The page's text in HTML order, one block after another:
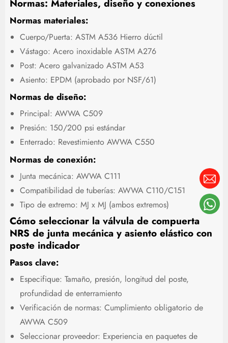
Normas: Materiales, diseño y conexiones
Normas materiales:
Cuerpo/Puerta: ASTM A536 Hierro dúctil
Vástago: Acero inoxidable ASTM A276
Post: Acero galvanizado ASTM A53
Asiento: EPDM (aprobado por NSF/61)
Normas de diseño:
Principal: AWWA C509
Presión: 150/200 psi estándar
Enterrado: Revestimiento AWWA C550
Normas de conexión:
Junta mecánica: AWWA C111
Compatibilidad de tuberías: AWWA C110/C151
Tipo de extremo: MJ x MJ (ambos extremos)
Cómo seleccionar la válvula de compuerta
NRS de junta mecánica y asiento elástico con
poste indicador
Pasos clave:
Especifique: Tamaño, presión, longitud del poste,
profundidad de enterramiento
Verificación de normas: Cumplimiento obligatorio de
AWWA C509
Seleccionar proveedor: Experiencia en paquetes de